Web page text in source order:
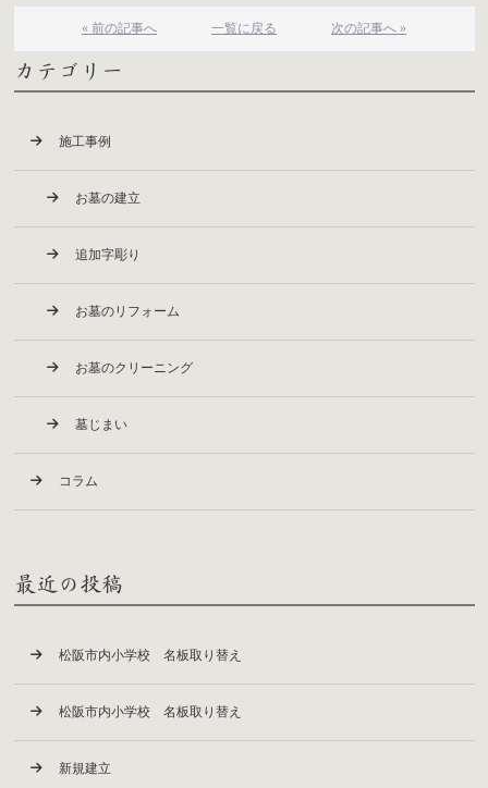
« 前の記事へ 一覧に戻る 次の記事へ »
カテゴリー
施工事例
お墓の建立
追加字彫り
お墓のリフォーム
お墓のクリーニング
墓じまい
コラム
最近の投稿
松阪市内小学校 名板取り替え
松阪市内小学校 名板取り替え
新規建立